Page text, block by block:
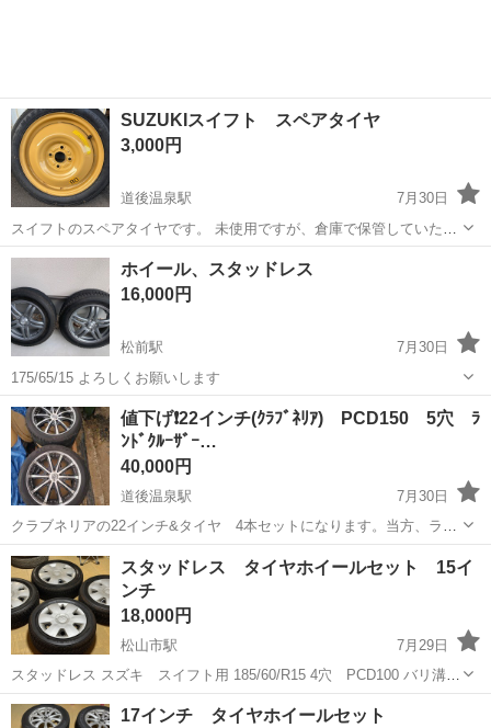
SUZUKIスイフト スペアタイヤ
3,000円
道後温泉駅
7月30日
スイフトのスペアタイヤです。 未使用ですが、倉庫で保管していたの
で汚れあります。 よろしくお願い致します。
愛媛 松山市 道後温泉駅 タイヤ、ホイール
スペアタイヤ
ホイール、スタッドレス
16,000円
松前駅
7月30日
175/65/15 よろしくお願いします
愛媛 伊予郡 松前駅 タイヤ、ホイール スタッドレス
値下げ❗22インチ(ｸﾗﾌﾞﾈﾘｱ) PCD150 5穴 ﾗ
ﾝﾄﾞｸﾙｰｻﾞｰ…
40,000円
道後温泉駅
7月30日
クラブネリアの22インチ&タイヤ 4本セットになります。当方、ラン
クル200に装着していました。フェンダー内に収まっておりました。リ
ムのガリキズ等ありますが、歪み等ありません。PCD,150 5穴 ハブ
110 オフセッ...
愛媛 松山市 道後温泉駅 タイヤ、ホイール セコイヤ
スタッドレス タイヤホイールセット 15イ
ンチ
18,000円
松山市駅
7月29日
スタッドレス スズキ スイフト用 185/60/R15 4穴 PCD100 バリ溝で
す 冬は高騰するので今時期に是非
愛媛 伊予市 松山市駅 タイヤ、ホイール スタッドレス
17インチ タイヤホイールセット